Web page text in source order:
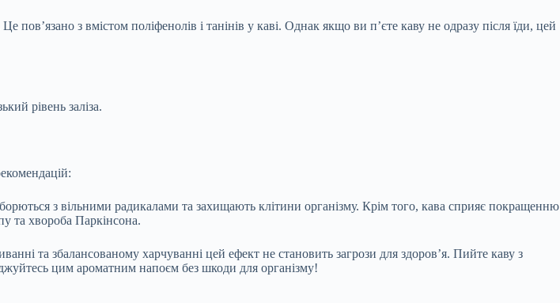
з вмістом поліфенолів і танінів у каві. Однак якщо ви п’єте каву не одразу після їди, цей
рівень заліза.
з вільними радикалами та захищають клітини організму. Крім того, кава сприяє покращенню
та хвороба Паркінсона.
та збалансованому харчуванні цей ефект не становить загрози для здоров’я. Пийте каву з
цим ароматним напоєм без шкоди для організму!